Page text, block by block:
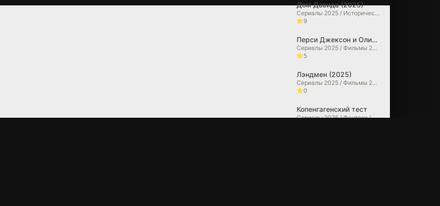
Дом Давида (2025)
Сериалы 2025 / Исторические фильмы / Фильмы 2025 / Фильмы в 4K
9
Перси Джексон и Олимпийцы (2025)
Сериалы 2025 / Фильмы 2025 / Фэнтези / Фильмы-приключения / Боевики / Зарубежные сериалы / Фильмы в 4K
5
Лэндмен (2025)
Сериалы 2025 / Фильмы 2025 / Драмы / Зарубежные сериалы
0
Копенгагенский тест
Сериалы 2025 / Фэнтези / Фантастические / Боевики / Зарубежные сериалы